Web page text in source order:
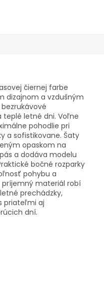
čiernej farbe
dizajnom a vzdušným
teplé letné dni. Voľne
pohodlie pri
a sofistikovane. Šaty
opaskom na
a dodáva modelu
bočné rozparky
pohybu a
príjemný materiál robí
prechádzky,
priateľmi aj
dní.